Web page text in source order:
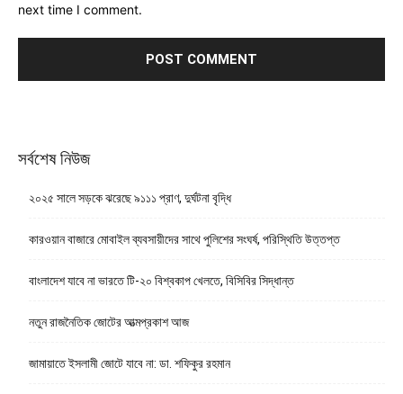
next time I comment.
সর্বশেষ নিউজ
২০২৫ সালে সড়কে ঝরেছে ৯১১১ প্রাণ, দুর্ঘটনা বৃদ্ধি
কারওয়ান বাজারে মোবাইল ব্যবসায়ীদের সাথে পুলিশের সংঘর্ষ, পরিস্থিতি উত্তপ্ত
বাংলাদেশ যাবে না ভারতে টি-২০ বিশ্বকাপ খেলতে, বিসিবির সিদ্ধান্ত
নতুন রাজনৈতিক জোটের আত্মপ্রকাশ আজ
জামায়াতে ইসলামী জোটে যাবে না: ডা. শফিকুর রহমান